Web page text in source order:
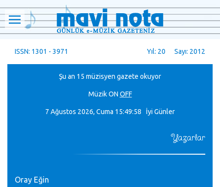
ISSN: 1301 - 3971 Yıl: 20 Sayı: 2012
Şu an 15 müzisyen gazete okuyor
MüzikON OFF
7 Ağustos 2026, Cuma 15:49:58 İyi Günler
Yazarlar
Oray Eğin